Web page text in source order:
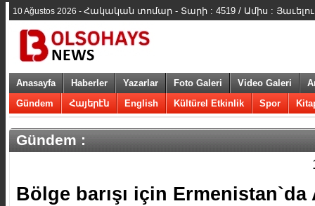
10 Ağustos 2026 - Հակական տոմար - Տարի : 4519 / Ամիս :
Anasayfa Haberler Yazarlar Foto Galeri Video Galeri
Gündem
Հայերէն English Kültürel Etkinlik Spor
Gündem :
Bölge barışı için Ermenistan`da